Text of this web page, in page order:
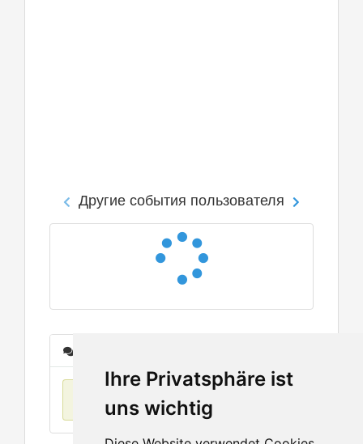
Ihre Privatsphäre ist
uns wichtig
Другие события пользователя